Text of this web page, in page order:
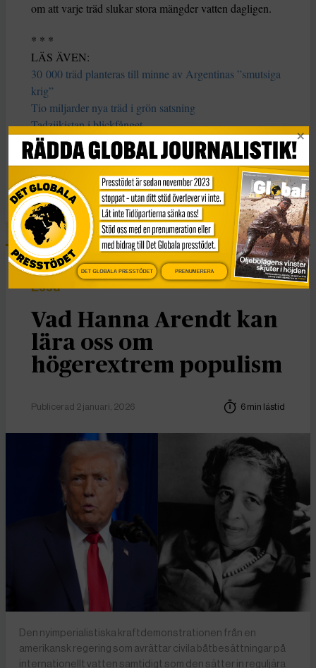
om att varje träd slukar stora mängder vatten dagligen.
* * *
LÄS ÄVEN:
30 000 träd planteras till minne av Argentinas ”smutsiga
krig”
Tio miljarder nya träd i grön satsning
Tadzjikistan i blickfånget
KATEGORI
Nyheter
Essä
Vad Hanna Arendt kan
lära oss om
högerextrem populism
Publicerad 2 januari, 2026 6 min lästid
Den nyimperialistiska kraftdemonstrationen från en
amerikansk regering som avrättar civila båtbesättningar på
internationellt vatten samtidigt som den sätter in reguljära
DET GLOBALA PRESSTÖDET PRENUMERERA